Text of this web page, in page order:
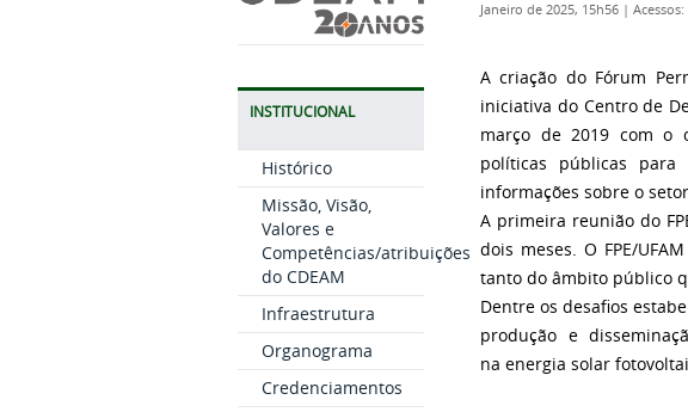
INSTITUCIONAL
Histórico
Missão, Visão,
Valores e
Competências/atribuições
do CDEAM
Infraestrutura
Organograma
Credenciamentos
Janeiro de 2025, 15h56 | Acessos:
A criação do Fórum
iniciativa do Centro de
março de 2019 com o
políticas públicas
informações sobre o
A primeira reunião do
dois meses. O FPE/
tanto do âmbito público
Dentre os desafios
produção e
na energia solar